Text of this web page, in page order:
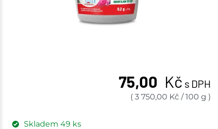
75,00 Kč s DPH
( 3 750,00 Kč /100 g )
Skladem 49 ks